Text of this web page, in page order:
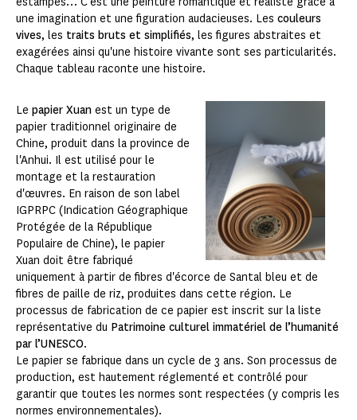
une imagination et une figuration audacieuses. Les couleurs
vives, les traits bruts et simplifiés, les figures abstraites et
exagérées ainsi qu'une histoire vivante sont ses particularités.
Chaque tableau raconte une histoire.
Le papier Xuan est un type de
papier traditionnel originaire de
Chine, produit dans la province de
l'Anhui. Il est utilisé pour le
montage et la restauration
d'œuvres. En raison de son label
IGPRPC (Indication Géographique
Protégée de la République
Populaire de Chine), le papier
Xuan doit être fabriqué
uniquement à partir de fibres d'écorce de Santal bleu et de
fibres de paille de riz, produites dans cette région. Le
processus de fabrication de ce papier est inscrit sur la liste
représentative du Patrimoine culturel immatériel de l’humanité
par l’UNESCO.
Le papier se fabrique dans un cycle de 3 ans. Son processus de
production, est hautement réglementé et contrôlé pour
garantir que toutes les normes sont respectées (y compris les
normes environnementales).